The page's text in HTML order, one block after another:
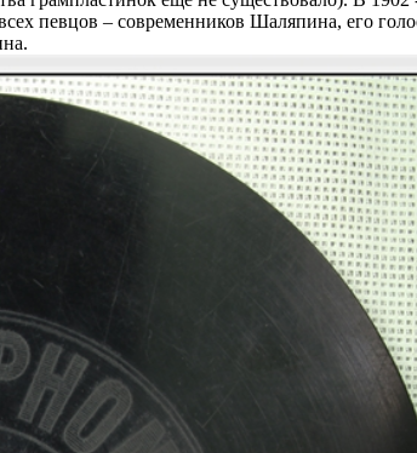
певцов – современников Шаляпина, его